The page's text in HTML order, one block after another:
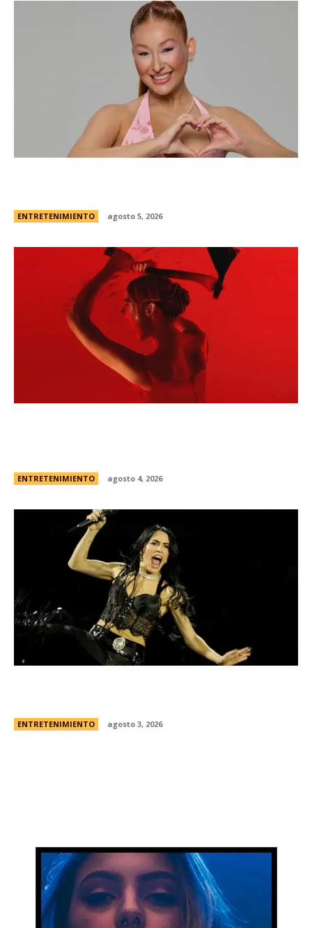
ENTRETENIMIENTO agosto 5, 2026
ENTRETENIMIENTO agosto 4, 2026
ENTRETENIMIENTO agosto 3, 2026